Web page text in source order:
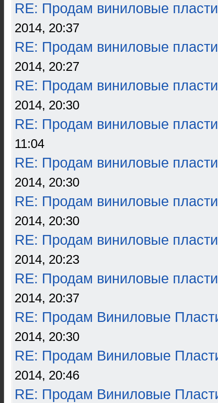
RE: Продам виниловые
2014, 20:37
RE: Продам виниловые
2014, 20:27
RE: Продам виниловые
2014, 20:30
RE: Продам виниловые
11:04
RE: Продам виниловые
2014, 20:30
RE: Продам виниловые
2014, 20:30
RE: Продам виниловые
2014, 20:23
RE: Продам виниловые
2014, 20:37
RE: Продам Виниловые
2014, 20:30
RE: Продам Виниловые
2014, 20:46
RE: Продам Виниловые